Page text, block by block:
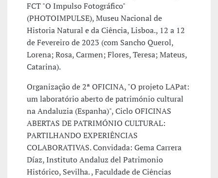
FCT "O Impulso Fotográfico"
(PHOTOIMPULSE), Museu Nacional de
Historia Natural e da Ciência, Lisboa., 12 a 12
de Fevereiro de 2023 (com Sancho Querol,
Lorena; Rosa, Carmen; Flores, Teresa; Mateus,
Catarina).
Organização de 2ª OFICINA, "O projeto LAPat:
um laboratório aberto de património cultural
na Andaluzia (Espanha)", Ciclo OFICINAS
ABERTAS DE PATRIMÓNIO CULTURAL:
PARTILHANDO EXPERIÊNCIAS
COLABORATIVAS. Convidada: Gema Carrera
Díaz, Instituto Andaluz del Patrimonio
Histórico, Sevilha. , Faculdade de Ciências